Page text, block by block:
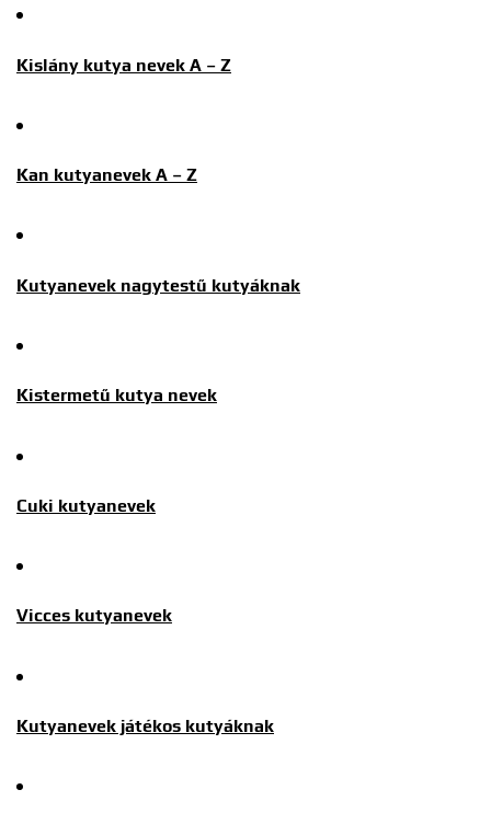
Kislány kutya nevek A – Z
Kan kutyanevek A – Z
Kutyanevek nagytestű kutyáknak
Kistermetű kutya nevek
Cuki kutyanevek
Vicces kutyanevek
Kutyanevek játékos kutyáknak